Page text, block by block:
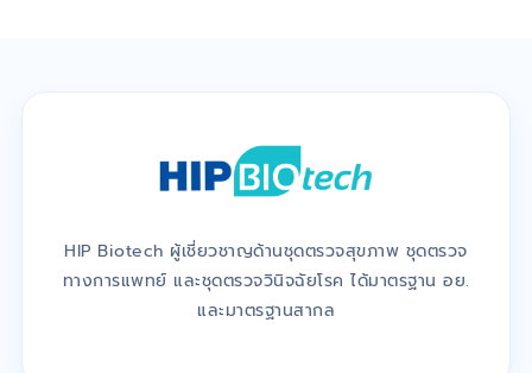
HIP Biotech ผู้เชี่ยวชาญด้านชุดตรวจสุขภาพ ชุดตรวจ
ทางการแพทย์ และชุดตรวจวินิจฉัยโรค ได้มาตรฐาน อย.
และมาตรฐานสากล